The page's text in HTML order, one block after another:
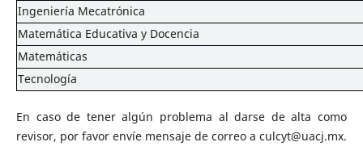
Ingeniería Mecatrónica
Matemática Educativa y Docencia
Matemáticas
Tecnología
En caso de tener algún problema al darse de alta como
revisor, por favor envíe mensaje de correo a culcyt@uacj.mx.